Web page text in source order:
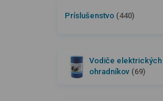
Príslušenstvo (440)
Vodiče elektrických
ohradníkov (69)